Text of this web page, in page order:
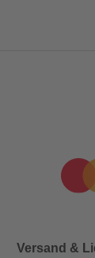
Versand &